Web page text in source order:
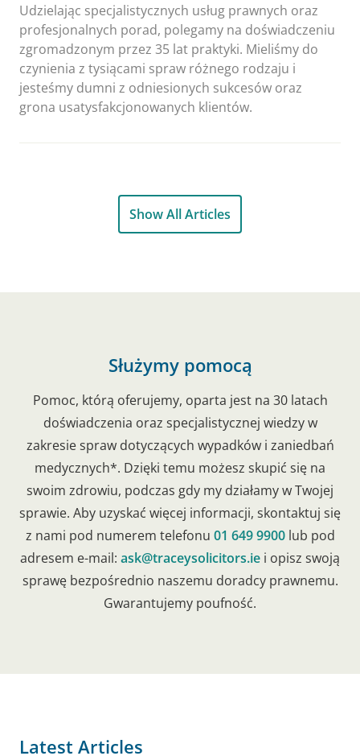
Udzielając specjalistycznych usług prawnych oraz
profesjonalnych porad, polegamy na doświadczeniu
zgromadzonym przez 35 lat praktyki. Mieliśmy do
czynienia z tysiącami spraw różnego rodzaju i
jesteśmy dumni z odniesionych sukcesów oraz
grona usatysfakcjonowanych klientów.
Show All Articles
Służymy pomocą
Pomoc, którą oferujemy, oparta jest na 30 latach
doświadczenia oraz specjalistycznej wiedzy w
zakresie spraw dotyczących wypadków i zaniedbań
medycznych*. Dzięki temu możesz skupić się na
swoim zdrowiu, podczas gdy my działamy w Twojej
sprawie. Aby uzyskać więcej informacji, skontaktuj się
z nami pod numerem telefonu 01 649 9900lub pod
adresem e-mail: ask@traceysolicitors.ie i opisz swoją
sprawę bezpośrednio naszemu doradcy prawnemu.
Gwarantujemy poufność.
Latest Articles